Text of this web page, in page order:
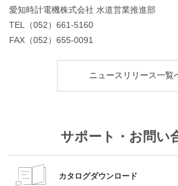
愛知時計電機株式会社 水道営業推進部
TEL（052）661-5160
FAX（052）655-0091
ニュースリリース一覧
サポート・お問い
カタログダウンロード